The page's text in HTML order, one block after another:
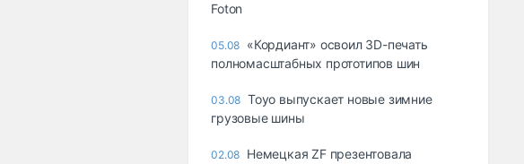
Foton
05.08 «Кордиант» освоил 3D-печать
полномасштабных прототипов шин
03.08 Toyo выпускает новые зимние
грузовые шины
02.08 Немецкая ZF презентовала